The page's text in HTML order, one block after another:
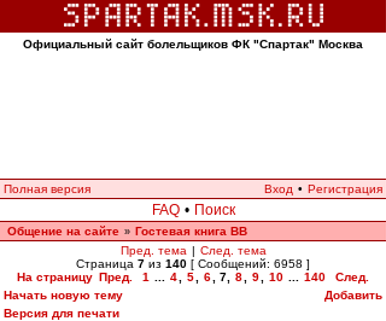
Официальный сайт болельщиков ФК "Спартак" Москва
Полная версия Вход • Регистрация
FAQ • Поиск
Общение на сайте » Гостевая книга ВВ
Пред. тема | След. тема
Страница 7 из 140 [ Сообщений: 6958 ]
На страницу Пред. 1 4 5 6 7 8 9 10 140
След.
Начать новую тему
Добавить
Версия для печати